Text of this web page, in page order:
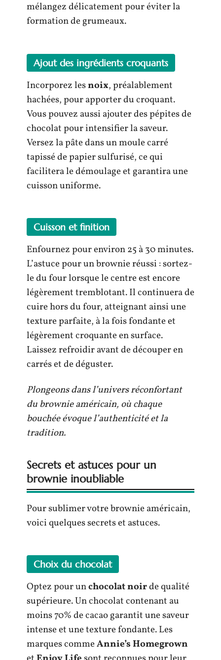
mélangez délicatement pour éviter la
formation de grumeaux.
Ajout des ingrédients croquants
Incorporez lesnoix, préalablement
hachées, pour apporter du croquant.
Vous pouvez aussi ajouter des pépites de
chocolat pour intensifier la saveur.
Versez la pâte dans un moule carré
tapissé de papier sulfurisé, ce qui
facilitera le démoulage et garantira une
cuisson uniforme.
Cuisson et finition
Enfournez pour environ 25 à 30 minutes.
L’astuce pour un brownie réussi : sortez-
le du four lorsque le centre est encore
légèrement tremblotant. Il continuera de
cuire hors du four, atteignant ainsi une
texture parfaite, à la fois fondante et
légèrement croquante en surface.
Laissez refroidir avant de découper en
carrés et de déguster.
Plongeons dans l’univers réconfortant
du brownie américain, où chaque
bouchée évoque l’authenticité et la
tradition.
Secrets et astuces pour un
brownie inoubliable
Pour sublimer votre brownie américain,
voici quelques secrets et astuces.
Choix du chocolat
Optez pour unchocolat noirde qualité
supérieure. Un chocolat contenant au
moins 70% de cacao garantit une saveur
intense et une texture fondante. Les
marques commeAnnie’s Homegrown